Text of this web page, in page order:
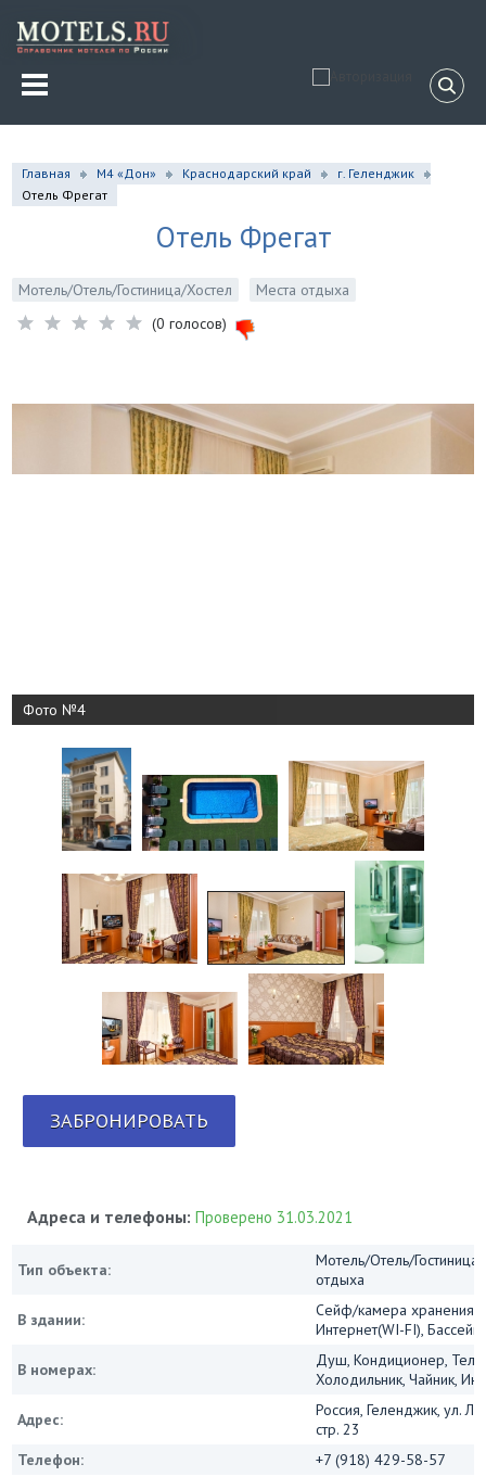
Главная М4 «Дон» Краснодарский край
г. Геленджик
Отель Фрегат
Отель Фрегат
Мотель/Отель/Гостиница/Хостел
Места отдыха
(0 голосов)
Фото №4
ЗАБРОНИРОВАТЬ
Адреса и телефоны:Проверено 31.03.2021
Тип объекта:
Мотель/Отель/
отдыха
В здании:
Сейф/камера хранения,
Интернет(WI-FI), Бассейн
В номерах:
Душ, Кондиционер,
Холодильник, Чайник,
Адрес:
Россия, Геленджик, ул.
стр. 23
Телефон:
+7 (918) 429-58-57